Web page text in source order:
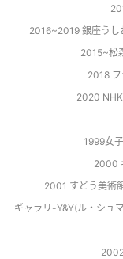
2016~2019 銀座う
2015~松
2018
2020
1999女
2000
2001 すどう美術
ギャラリ-Y&Y(ル・シュ